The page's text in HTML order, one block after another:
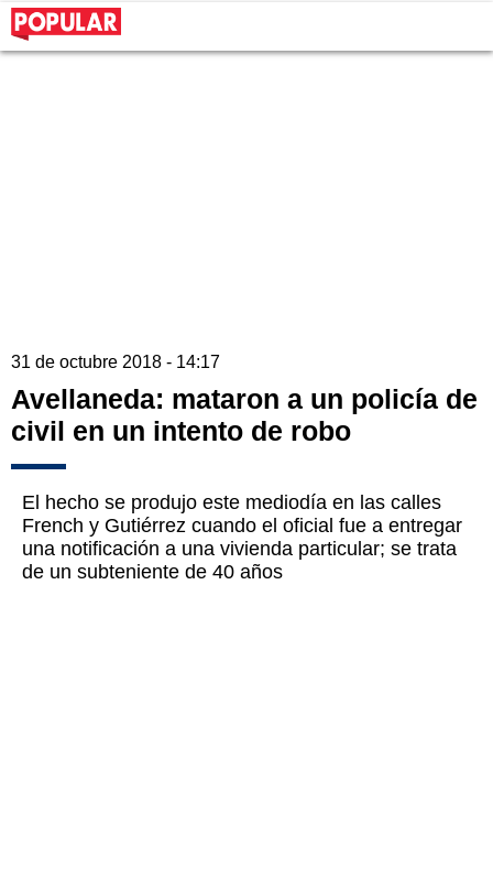
31 de octubre 2018 - 14:17
Avellaneda: mataron a un policía de
civil en un intento de robo
El hecho se produjo este mediodía en las calles
French y Gutiérrez cuando el oficial fue a entregar
una notificación a una vivienda particular; se trata
de un subteniente de 40 años